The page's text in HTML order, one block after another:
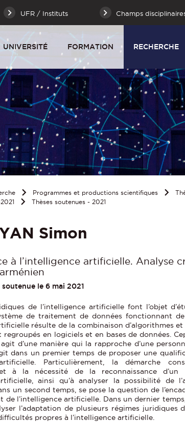
UFR / Instituts Champs
UNIVERSITÉ FORMATION RECHERCHE
Programmes et productions scientifiques
Thèses soutenues - 2021
Simon
à l’intelligence artificielle. Analyse
le 6 mai 2021
de l’intelligence artificielle font l’objet
de traitement de données fonctionnant de
résulte de la combinaison d’algorithmes
regroupés en logiciels et en bases de données.
d’une manière qui la rapproche d’une
dans un premier temps de proposer une
artificielle. Particulièrement, la démarche
et à la nécessité de la reconnaissance
ainsi qu’à analyser la possibilité de
un second temps, se pose la question de
de l’intelligence artificielle. Dans un dernier
l’adaptation de plusieurs régimes juridiques
propres à l’intelligence artificielle.